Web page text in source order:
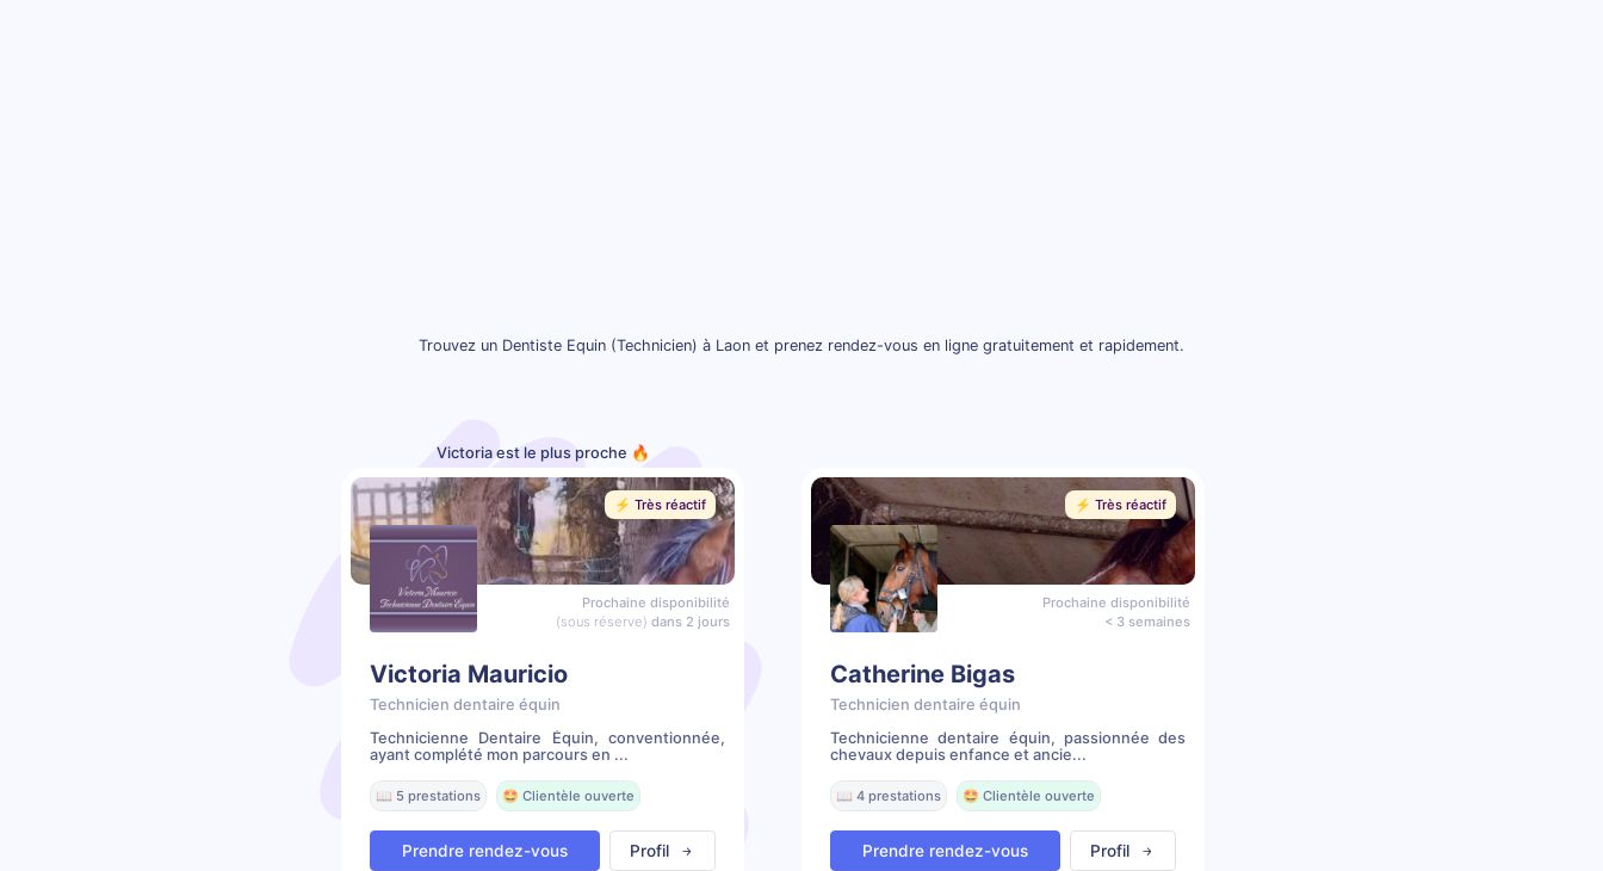
Trouvez un Dentiste Equin (Technicien) à Laon et prenez rendez-vous en ligne gratuitement et rapidement.
Victoria est le plus proche 🔥
⚡️ Très réactif
Prochaine disponibilité
(sous réserve) dans 2 jours
Victoria Mauricio
Technicien dentaire équin
Technicienne Dentaire Équin, conventionnée,
ayant complété mon parcours en ...
📖 5 prestations 🤩 Clientèle ouverte
Prendre rendez-vous Profil
⚡️ Très réactif
Prochaine disponibilité
< 3 semaines
Catherine Bigas
Technicien dentaire équin
Technicienne dentaire équin, passionnée des
chevaux depuis enfance et ancie...
📖 4 prestations 🤩 Clientèle ouverte
Prendre rendez-vous Profil